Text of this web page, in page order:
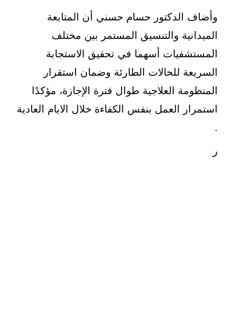
وأضاف الدكتور حسام حسني أن المتابعة
الميدانية والتنسيق المستمر بين مختلف
المستشفيات أسهما في تحقيق الاستجابة
السريعة للحالات الطارئة وضمان استقرار
المنظومة العلاجية طوال فترة الإجازة، مؤكدًا
استمرار العمل بنفس الكفاءة خلال الايام العادية
.
ر